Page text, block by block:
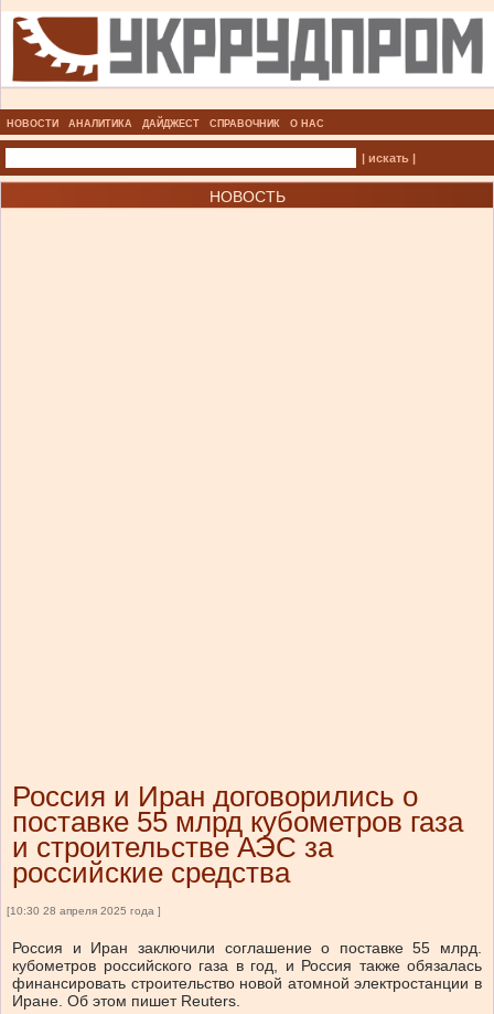
НОВОСТИ АНАЛИТИКА ДАЙДЖЕСТ СПРАВОЧНИК О НАС
| искать |
НОВОСТЬ
Россия и Иран договорились о
поставке 55 млрд кубометров газа
и строительстве АЭС за
российские средства
[10:30 28 апреля 2025 года ]
Россия и Иран заключили соглашение о поставке 55 млрд.
кубометров российского газа в год, и Россия также обязалась
финансировать строительство новой атомной электростанции в
Иране. Об этом пишет Reuters.